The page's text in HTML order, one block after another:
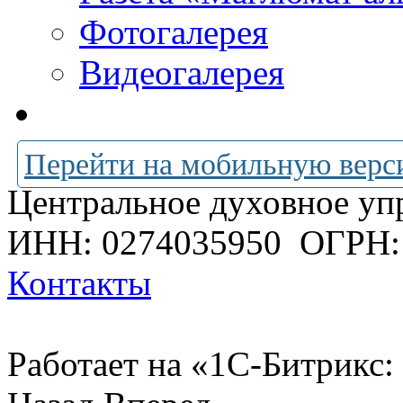
Фотогалерея
Видеогалерея
Перейти на мобильную
Центральное духовное
ИНН: 0274035950 ОГРН:
Контакты
Работает на «1С-